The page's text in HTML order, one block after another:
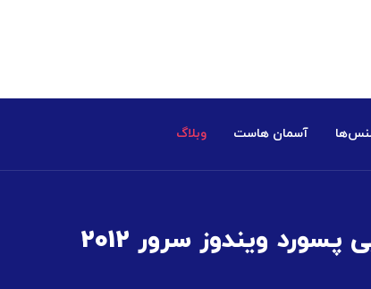
آسمان هاست وبلاگ
پسورد ویندوز سرور 2012